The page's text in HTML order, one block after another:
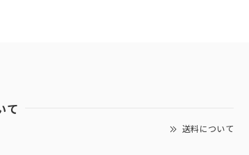
て
送料について